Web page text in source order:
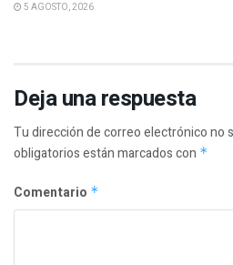
5 AGOSTO, 2026
Deja una respuesta
Tu dirección de correo electrónico no
obligatorios están marcados con *
Comentario *